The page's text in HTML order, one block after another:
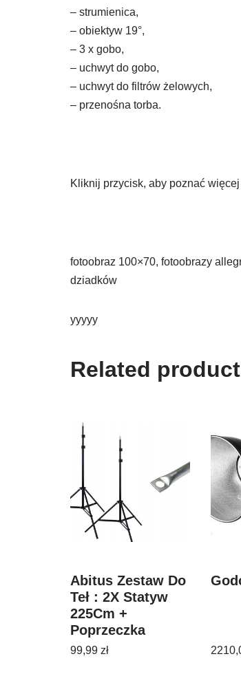
– strumienica,
– obiektyw 19°,
– 3 x gobo,
– uchwyt do gobo,
– uchwyt do filtrów żelowych,
– przenośna torba.
Kliknij przycisk, aby poznać więcej
fotoobraz 100×70, fotoobrazy
dziadków
yyyyy
Related
Abitus Zestaw Do
Teł : 2X Statyw
225Cm +
Poprzeczka
170Cm
99,99 zł